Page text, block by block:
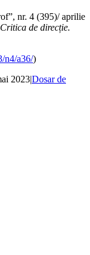
nr. 4 (395)/ aprilie
Critica de direcție.
n4/a36/)
2023|Dosar de